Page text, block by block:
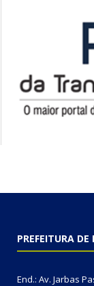
PREFEITURA
End.: Av. Jarbas